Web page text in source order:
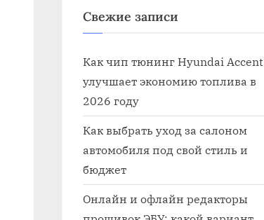
Свежие записи
Как чип тюнинг Hyundai Accent
улучшает экономию топлива в
2026 году
Как выбрать уход за салоном
автомобиля под свой стиль и
бюджет
Онлайн и офлайн редакторы